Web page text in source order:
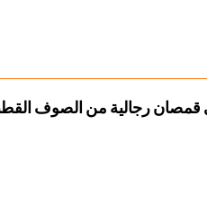
رجالية من الصوف